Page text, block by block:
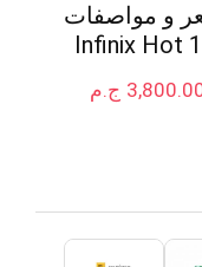
و مواصفات
Infinix Hot
ج.م